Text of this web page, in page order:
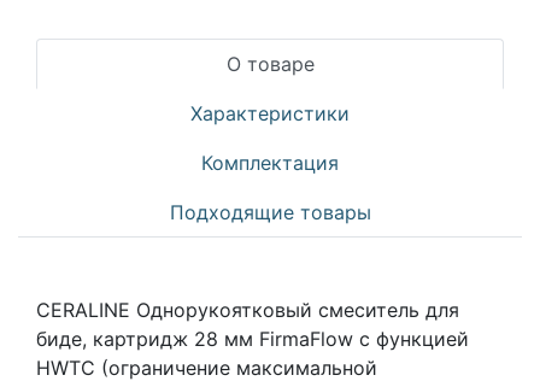
О товаре
Характеристики
Комплектация
Подходящие товары
CERALINE Однорукоятковый смеситель для
биде, картридж 28 мм FirmaFlow с функцией
HWTC (ограничение максимальной